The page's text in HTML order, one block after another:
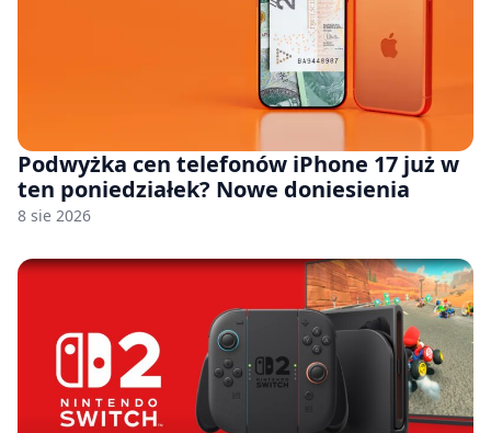
Podwyżka cen telefonów iPhone 17 już w
ten poniedziałek? Nowe doniesienia
8 sie 2026